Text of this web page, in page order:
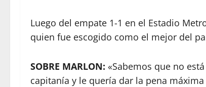
Luego del empate 1-1 en el Estadio
quien fue escogido como el mejor del
SOBRE MARLON: «Sabemos que no
capitanía y le quería dar la pena